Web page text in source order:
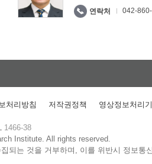
연락처 042-
처리방침 저작권정책 영상정보처리
1466-38
Institute.All rights reserved.
되는 것을 거부하며, 이를 위반시 정보통